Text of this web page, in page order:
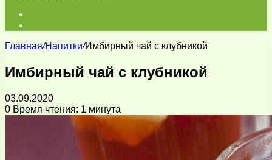
Главная/Напитки/Имбирный чай с клубникой
Имбирный чай с клубникой
03.09.2020
0 Время чтения: 1 минута